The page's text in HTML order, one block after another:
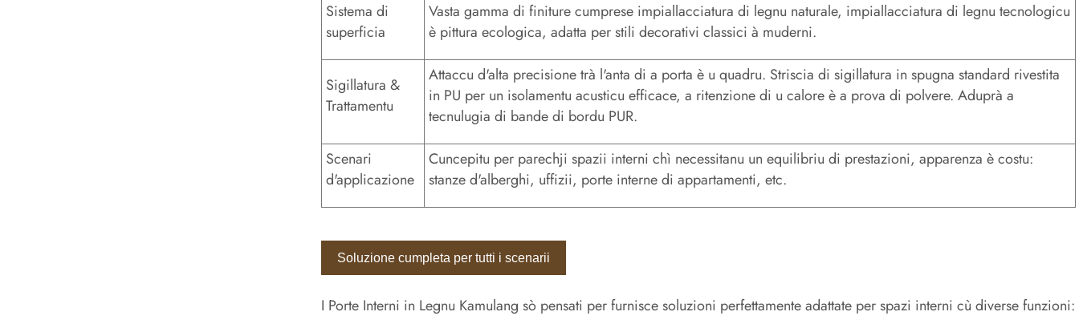
Sistema di
superficia
Vasta gamma di finiture cumprese impiallacciatura di legnu naturale, impiallacciatura di legnu tecnologicu
è pittura ecologica, adatta per stili decorativi classici à muderni.
Sigillatura &
Trattamentu
Attaccu d'alta precisione trà l'anta di a porta è u quadru. Striscia di sigillatura in spugna standard rivestita
in PU per un isolamentu acusticu efficace, a ritenzione di u calore è a prova di polvere. Aduprà a
tecnulugia di bande di bordu PUR.
Scenari
d'applicazione
Cuncepitu per parechji spazii interni chì necessitanu un equilibriu di prestazioni, apparenza è costu:
stanze d'alberghi, uffizii, porte interne di appartamenti, etc.
Soluzione cumpleta per tutti i scenarii
I Porte Interni in Legnu Kamulang sò pensati per furnisce soluzioni perfettamente adattate per spazi interni cù diverse funzioni: